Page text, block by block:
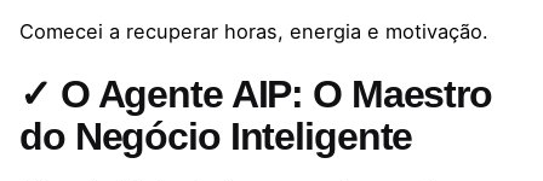
Comecei a recuperar horas, energia e motivação.
✓ O Agente AIP: O Maestro
do Negócio Inteligente